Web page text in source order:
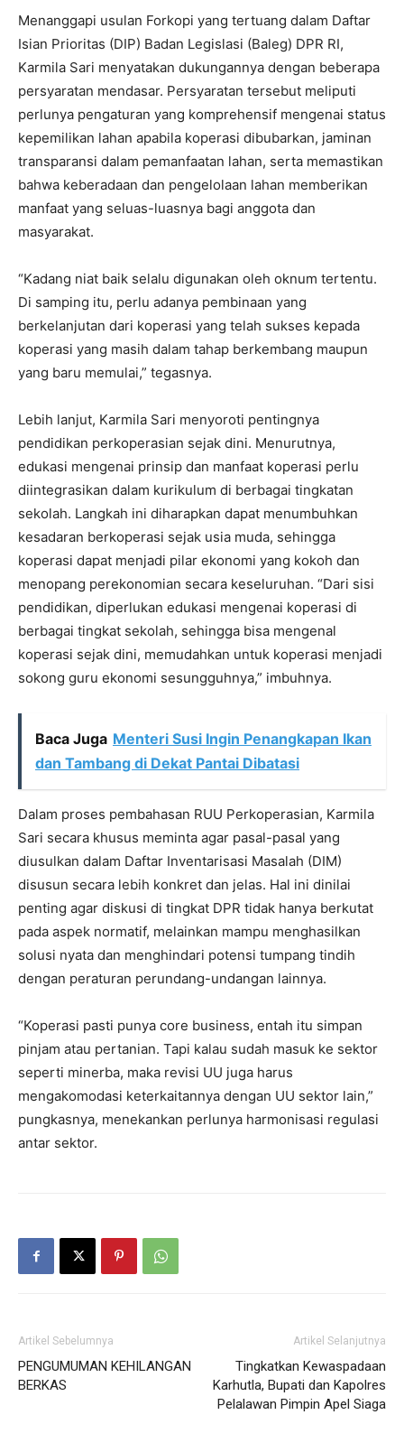
Menanggapi usulan Forkopi yang tertuang dalam Daftar
Isian Prioritas (DIP) Badan Legislasi (Baleg) DPR RI,
Karmila Sari menyatakan dukungannya dengan beberapa
persyaratan mendasar. Persyaratan tersebut meliputi
perlunya pengaturan yang komprehensif mengenai status
kepemilikan lahan apabila koperasi dibubarkan, jaminan
transparansi dalam pemanfaatan lahan, serta memastikan
bahwa keberadaan dan pengelolaan lahan memberikan
manfaat yang seluas-luasnya bagi anggota dan
masyarakat.
“Kadang niat baik selalu digunakan oleh oknum tertentu.
Di samping itu, perlu adanya pembinaan yang
berkelanjutan dari koperasi yang telah sukses kepada
koperasi yang masih dalam tahap berkembang maupun
yang baru memulai,” tegasnya.
Lebih lanjut, Karmila Sari menyoroti pentingnya
pendidikan perkoperasian sejak dini. Menurutnya,
edukasi mengenai prinsip dan manfaat koperasi perlu
diintegrasikan dalam kurikulum di berbagai tingkatan
sekolah. Langkah ini diharapkan dapat menumbuhkan
kesadaran berkoperasi sejak usia muda, sehingga
koperasi dapat menjadi pilar ekonomi yang kokoh dan
menopang perekonomian secara keseluruhan. “Dari sisi
pendidikan, diperlukan edukasi mengenai koperasi di
berbagai tingkat sekolah, sehingga bisa mengenal
koperasi sejak dini, memudahkan untuk koperasi menjadi
sokong guru ekonomi sesungguhnya,” imbuhnya.
Baca Juga Menteri Susi Ingin Penangkapan Ikan
dan Tambang di Dekat Pantai Dibatasi
Dalam proses pembahasan RUU Perkoperasian, Karmila
Sari secara khusus meminta agar pasal-pasal yang
diusulkan dalam Daftar Inventarisasi Masalah (DIM)
disusun secara lebih konkret dan jelas. Hal ini dinilai
penting agar diskusi di tingkat DPR tidak hanya berkutat
pada aspek normatif, melainkan mampu menghasilkan
solusi nyata dan menghindari potensi tumpang tindih
dengan peraturan perundang-undangan lainnya.
“Koperasi pasti punya core business, entah itu simpan
pinjam atau pertanian. Tapi kalau sudah masuk ke sektor
seperti minerba, maka revisi UU juga harus
mengakomodasi keterkaitannya dengan UU sektor lain,”
pungkasnya, menekankan perlunya harmonisasi regulasi
antar sektor.
Artikel Sebelumnya
PENGUMUMAN KEHILANGAN
BERKAS
Artikel Selanjutnya
Tingkatkan Kewaspadaan
Karhutla, Bupati dan Kapolres
Pelalawan Pimpin Apel Siaga